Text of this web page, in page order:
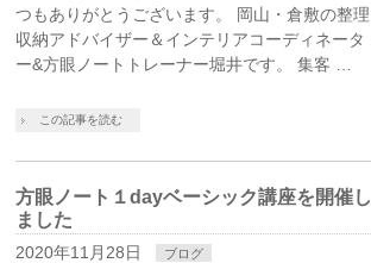
つもありがとうございます。 岡山・倉敷の整理
収納アドバイザー＆インテリアコーディネータ
ー&方眼ノートトレーナー堀井です。 集客 …
この記事を読む
方眼ノート１dayベーシック講座を開催し
ました
2020年11月28日 ブログ